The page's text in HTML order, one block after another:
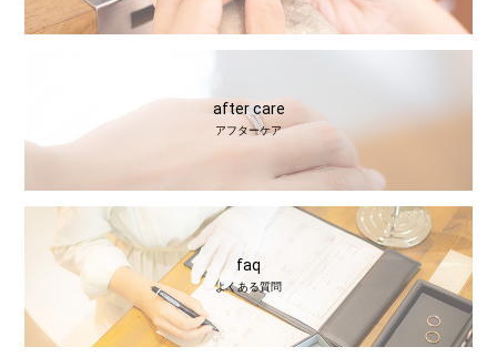
after care
アフターケア
faq
よくある質問